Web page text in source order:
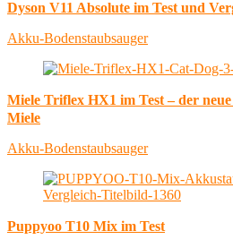
Dyson V11 Absolute im Test und
Akku-Bodenstaubsauger
Miele Triflex HX1 im Test – der
Miele
Akku-Bodenstaubsauger
Puppyoo T10 Mix im Test